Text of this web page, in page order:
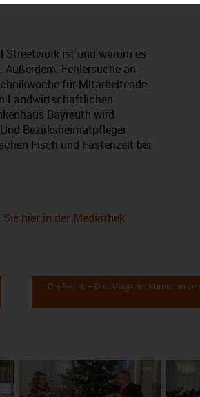
Streetwork ist und warum es
Fehlersuche an
für Mitarbeitende
Landwirtschaftlichen
Bayreuth wird
Bezirksheimatpfleger
Fisch und Fastenzeit bei
hier in der Mediathek
Der Bezirk – Das Magazin: Kormoran